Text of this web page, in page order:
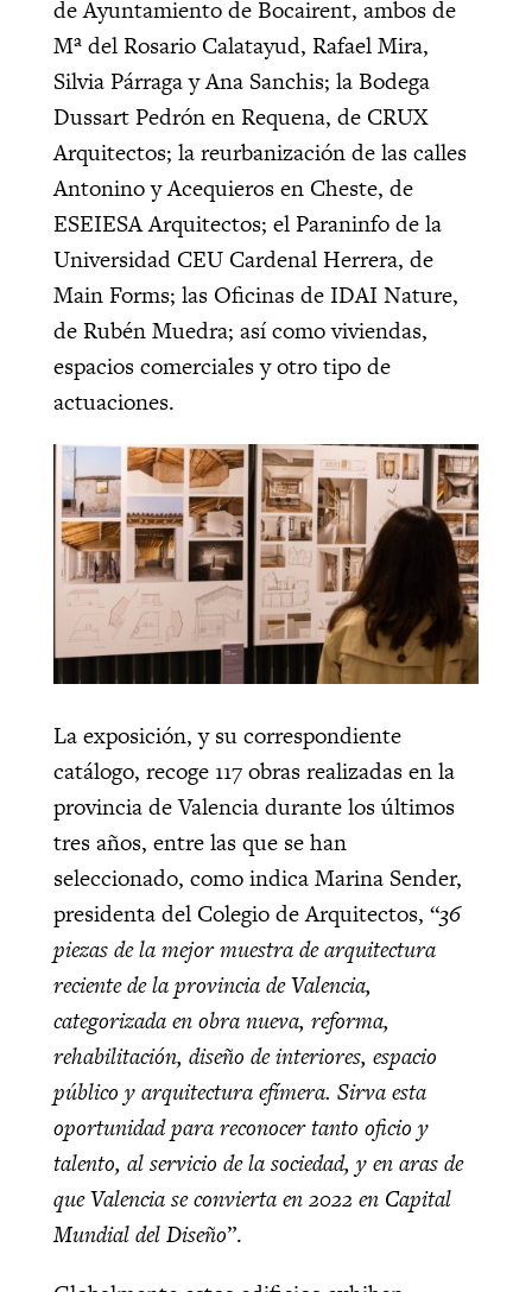
de Ayuntamiento de Bocairent, ambos de
Mª del Rosario Calatayud, Rafael Mira,
Silvia Párragay Ana Sanchis; la Bodega
Dussart Pedrón en Requena, de CRUX
Arquitectos; la reurbanización de las calles
Antonino y Acequieros en Cheste, de
ESEIESA Arquitectos; el Paraninfo de la
Universidad CEU Cardenal Herrera, de
Main Forms; las Oficinas de IDAI Nature,
de Rubén Muedra; así como viviendas,
espacios comerciales y otro tipo de
actuaciones.
La exposición, y su correspondiente
catálogo, recoge 117 obras realizadas en la
provincia de Valencia durante los últimos
tres años, entre las que se han
seleccionado, como indica Marina Sender,
presidenta del Colegio de Arquitectos, “36
piezas de la mejor muestra de arquitectura
reciente de la provincia de Valencia,
categorizada en obra nueva, reforma,
rehabilitación, diseño de interiores, espacio
público y arquitectura efímera. Sirva esta
oportunidad para reconocer tanto oficio y
talento, al servicio de la sociedad, y en aras de
que Valencia se convierta en 2022 en Capital
Mundial del Diseño”.